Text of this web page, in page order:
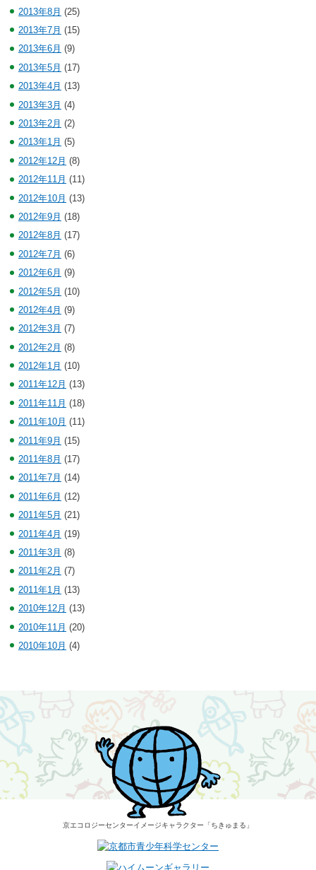
2013年8月 (25)
2013年7月 (15)
2013年6月 (9)
2013年5月 (17)
2013年4月 (13)
2013年3月 (4)
2013年2月 (2)
2013年1月 (5)
2012年12月 (8)
2012年11月 (11)
2012年10月 (13)
2012年9月 (18)
2012年8月 (17)
2012年7月 (6)
2012年6月 (9)
2012年5月 (10)
2012年4月 (9)
2012年3月 (7)
2012年2月 (8)
2012年1月 (10)
2011年12月 (13)
2011年11月 (18)
2011年10月 (11)
2011年9月 (15)
2011年8月 (17)
2011年7月 (14)
2011年6月 (12)
2011年5月 (21)
2011年4月 (19)
2011年3月 (8)
2011年2月 (7)
2011年1月 (13)
2010年12月 (13)
2010年11月 (20)
2010年10月 (4)
京エコロジーセンターイメージキャラクター 「ちきゅまる」